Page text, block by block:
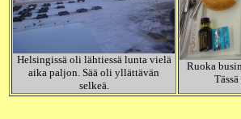
Helsingissä oli lähtiessä lunta vielä
aika paljon. Sää oli yllättävän
selkeä.
Ruoka